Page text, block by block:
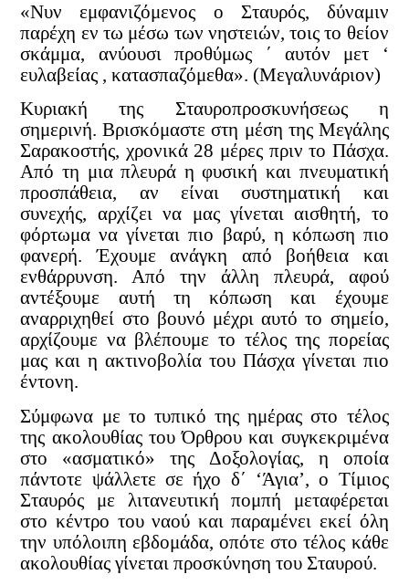
«Νυν εμφανιζόμενος ο Σταυρός, δύναμιν
παρέχη εν τω μέσω των νηστειών, τοις το θείον
σκάμμα, ανύουσι προθύμως ΄ αυτόν μετ ‘
ευλαβείας , κατασπαζόμεθα». (Μεγαλυνάριον)
Κυριακή της Σταυροπροσκυνήσεως η
σημερινή. Βρισκόμαστε στη μέση της Μεγάλης
Σαρακοστής, χρονικά 28 μέρες πριν το Πάσχα.
Από τη μια πλευρά η φυσική και πνευματική
προσπάθεια, αν είναι συστηματική και
συνεχής, αρχίζει να μας γίνεται αισθητή, το
φόρτωμα να γίνεται πιο βαρύ, η κόπωση πιο
φανερή. Έχουμε ανάγκη από βοήθεια και
ενθάρρυνση. Από την άλλη πλευρά, αφού
αντέξουμε αυτή τη κόπωση και έχουμε
αναρριχηθεί στο βουνό μέχρι αυτό το σημείο,
αρχίζουμε να βλέπουμε το τέλος της πορείας
μας και η ακτινοβολία του Πάσχα γίνεται πιο
έντονη.
Σύμφωνα με το τυπικό της ημέρας στο τέλος
της ακολουθίας του Όρθρου και συγκεκριμένα
στο «ασματικό» της Δοξολογίας, η οποία
πάντοτε ψάλλετε σε ήχο δ΄ ‘Άγια’, ο Τίμιος
Σταυρός με λιτανευτική πομπή μεταφέρεται
στο κέντρο του ναού και παραμένει εκεί όλη
την υπόλοιπη εβδομάδα, οπότε στο τέλος κάθε
ακολουθίας γίνεται προσκύνηση του Σταυρού.